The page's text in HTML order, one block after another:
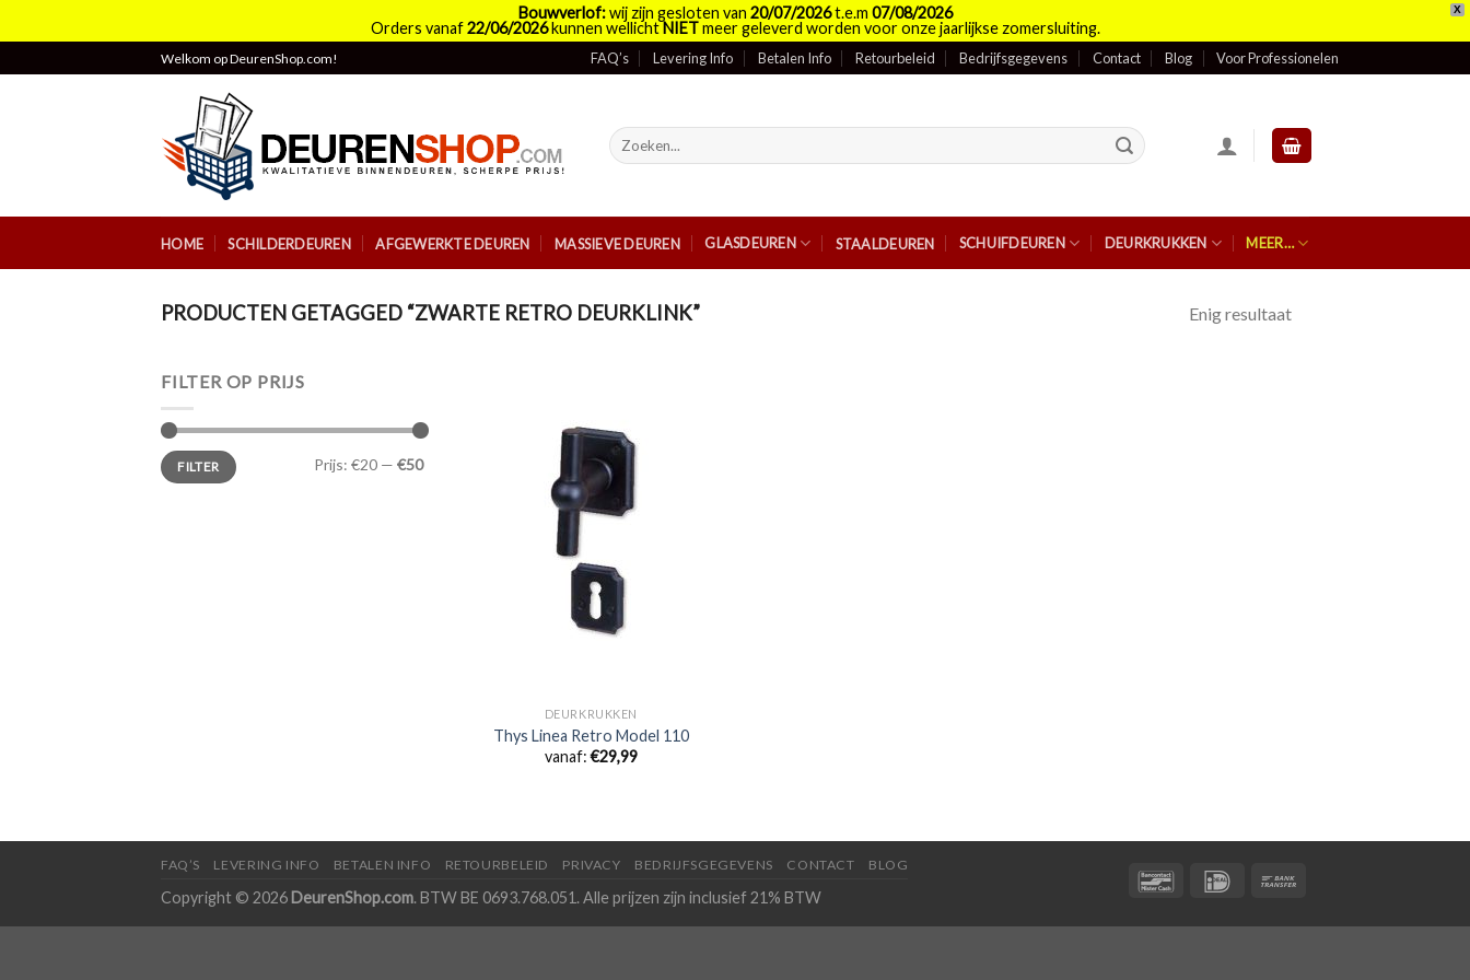
X
Bouwverlof:wij zijn gesloten van 20/07/2026t.e.m 07/08/2026
Orders vanaf22/06/2026kunnen wellichtNIETmeer geleverd worden voor onze jaarlijkse zomersluiting.
to
Welkom op DeurenShop.com! FAQ’s Levering Info Betalen Info Retourbeleid Bedrijfsgegevens Contact Blog Voor Professionelen
Zoeken
naar:
HOME SCHILDERDEUREN AFGEWERKTE DEUREN MASSIEVE DEUREN GLASDEUREN STAALDEUREN SCHUIFDEUREN DEURKRUKKEN MEER…
PRODUCTEN GETAGGED “ZWARTE RETRO DEURKLINK” Enig resultaat
FILTER OP PRIJS
Min.
prijs
Max.
prijsFILTER Prijs: €20 — €50
DEURKRUKKEN
Thys Linea Retro Model 110
vanaf:€29,99
FAQ’S LEVERING INFO BETALEN INFO RETOURBELEID PRIVACY BEDRIJFSGEGEVENS CONTACT BLOG
Copyright © 2026 DeurenShop.com. BTW BE 0693.768.051. Alle prijzen zijn inclusief 21% BTW